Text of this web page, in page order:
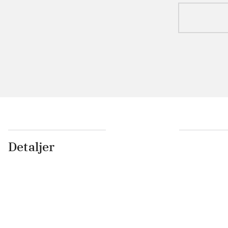
Detaljer